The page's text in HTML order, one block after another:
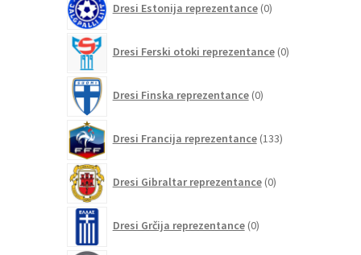
Dresi Estonija reprezentance 0izdelkov
Dresi Ferski otoki reprezentance 0izdelkov
Dresi Finska reprezentance 0izdelkov
Dresi Francija reprezentance 133izdelkov
Dresi Gibraltar reprezentance 0izdelkov
Dresi Grčija reprezentance 0izdelkov